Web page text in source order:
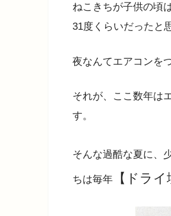
ねこきちが子供の頃
31度くらいだったと
夜なんてエアコンを
それが、ここ数年は
す。
そんな過酷な夏に、
ちは毎年 【ドラ